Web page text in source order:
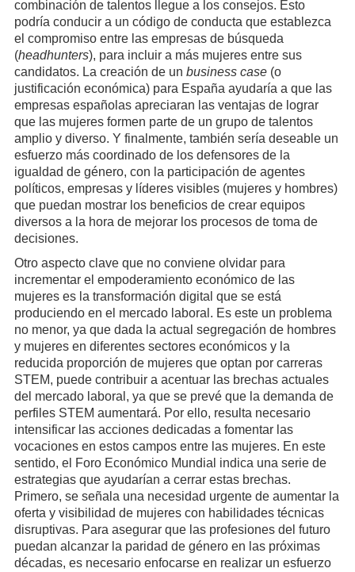
combinación de talentos llegue a los consejos. Esto
podría conducir a un código de conducta que establezca
el compromiso entre las empresas de búsqueda
(headhunters), para incluir a más mujeres entre sus
candidatos. La creación de un business case(o
justificación económica) para España ayudaría a que las
empresas españolas apreciaran las ventajas de lograr
que las mujeres formen parte de un grupo de talentos
amplio y diverso. Y finalmente, también sería deseable un
esfuerzo más coordinado de los defensores de la
igualdad de género, con la participación de agentes
políticos, empresas y líderes visibles (mujeres y hombres)
que puedan mostrar los beneficios de crear equipos
diversos a la hora de mejorar los procesos de toma de
decisiones.
Otro aspecto clave que no conviene olvidar para
incrementar el empoderamiento económico de las
mujeres es la transformación digital que se está
produciendo en el mercado laboral. Es este un problema
no menor, ya que dada la actual segregación de hombres
y mujeres en diferentes sectores económicos y la
reducida proporción de mujeres que optan por carreras
STEM, puede contribuir a acentuar las brechas actuales
del mercado laboral, ya que se prevé que la demanda de
perfiles STEM aumentará. Por ello, resulta necesario
intensificar las acciones dedicadas a fomentar las
vocaciones en estos campos entre las mujeres. En este
sentido, el Foro Económico Mundial indica una serie de
estrategias que ayudarían a cerrar estas brechas.
Primero, se señala una necesidad urgente de aumentar la
oferta y visibilidad de mujeres con habilidades técnicas
disruptivas. Para asegurar que las profesiones del futuro
puedan alcanzar la paridad de género en las próximas
décadas, es necesario enfocarse en realizar un esfuerzo